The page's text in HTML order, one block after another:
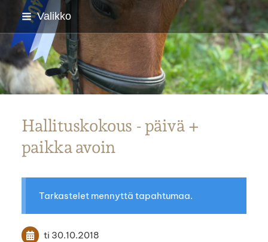
Siirry
sivun
sisältöön
Valikko
Parkanon Ratsastajat
Hallituskokous - päivä +
paikka avoin
Tarkastelet mennyttä tapahtumaa.
ti 30.10.2018